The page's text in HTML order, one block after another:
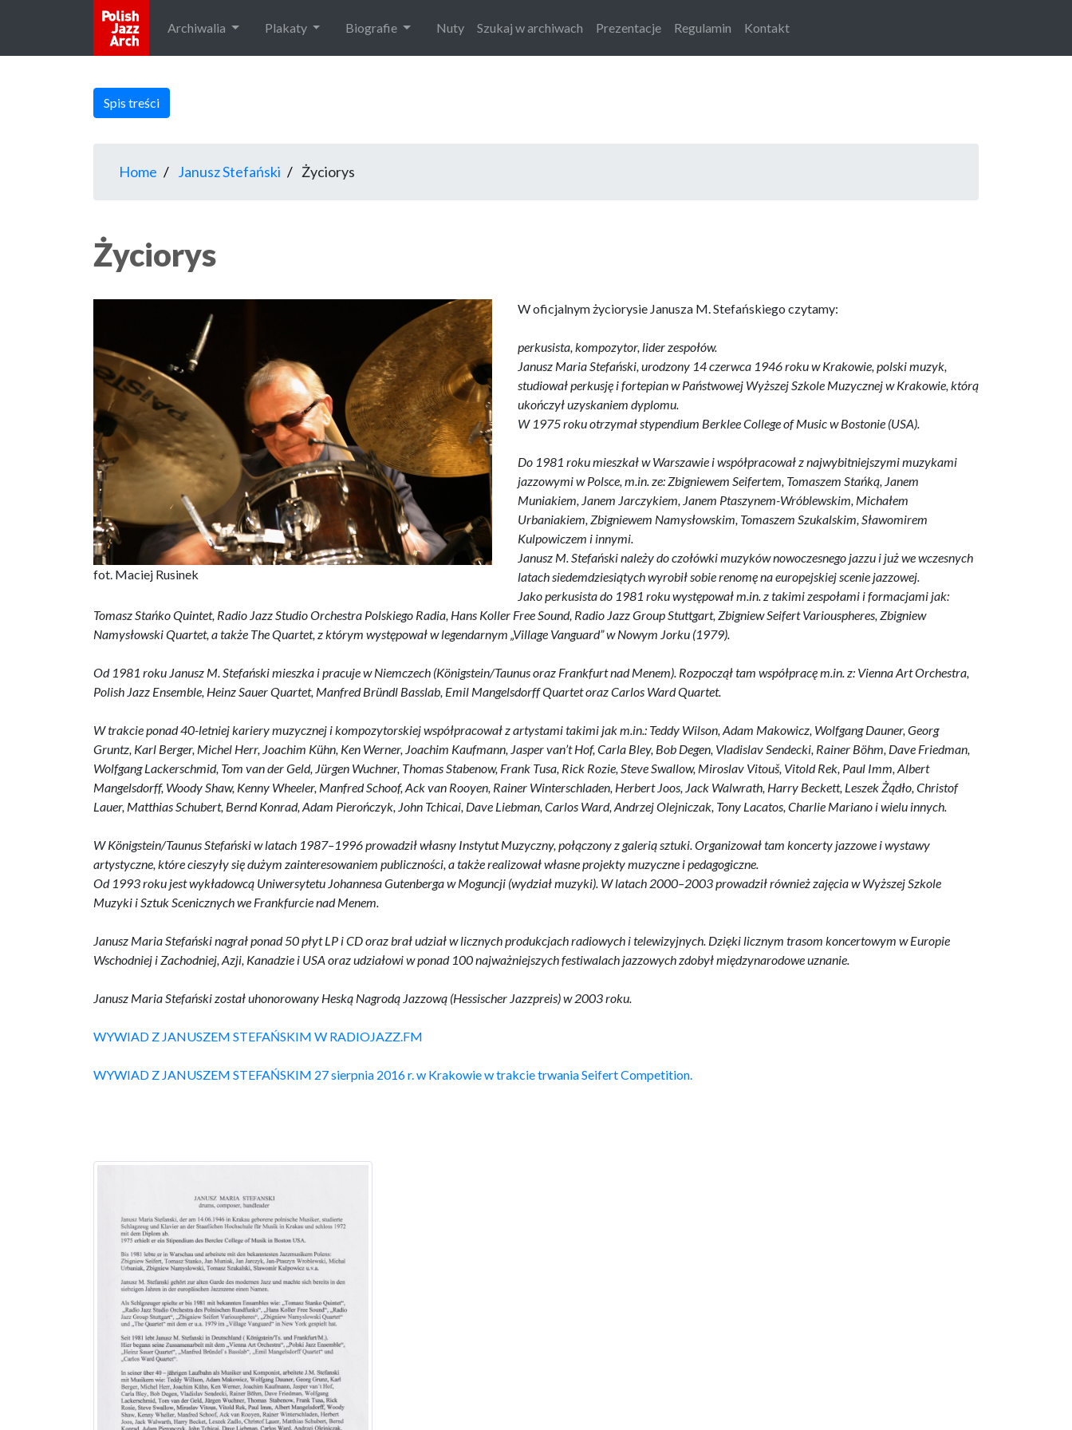
Archiwalia Plakaty Biografie Nuty Szukaj w archiwach Prezentacje Regulamin Kontakt
Spis treści
Home Janusz Stefański Życiorys
Życiorys
fot. Maciej Rusinek
W oficjalnym życiorysie Janusza M. Stefańskiego czytamy:
perkusista, kompozytor, lider zespołów.
Janusz Maria Stefański, urodzony 14 czerwca 1946 roku w Krakowie, polski muzyk,
studiował perkusję i fortepian w Państwowej Wyższej Szkole Muzycznej w Krakowie, którą
ukończył uzyskaniem dyplomu.
W 1975 roku otrzymał stypendium Berklee College of Music w Bostonie (USA).
Do 1981 roku mieszkał w Warszawie i współpracował z najwybitniejszymi muzykami
jazzowymi w Polsce, m.in. ze: Zbigniewem Seifertem, Tomaszem Stańką, Janem
Muniakiem, Janem Jarczykiem, Janem Ptaszynem-Wróblewskim, Michałem
Urbaniakiem, Zbigniewem Namysłowskim, Tomaszem Szukalskim, Sławomirem
Kulpowiczem i innymi.
Janusz M. Stefański należy do czołówki muzyków nowoczesnego jazzu i już we wczesnych
latach siedemdziesiątych wyrobił sobie renomę na europejskiej scenie jazzowej.
Jako perkusista do 1981 roku występował m.in. z takimi zespołami i formacjami jak:
Tomasz Stańko Quintet, Radio Jazz Studio Orchestra Polskiego Radia, Hans Koller Free Sound, Radio Jazz Group Stuttgart, Zbigniew Seifert Variouspheres, Zbigniew
Namysłowski Quartet, a także The Quartet, z którym występował w legendarnym „Village Vanguard” w Nowym Jorku (1979).
Od 1981 roku Janusz M. Stefański mieszka i pracuje w Niemczech (Königstein/Taunus oraz Frankfurt nad Menem). Rozpoczął tam współpracę m.in. z: Vienna Art Orchestra,
Polish Jazz Ensemble, Heinz Sauer Quartet, Manfred Bründl Basslab, Emil Mangelsdorff Quartet oraz Carlos Ward Quartet.
W trakcie ponad 40-letniej kariery muzycznej i kompozytorskiej współpracował z artystami takimi jak m.in.: Teddy Wilson, Adam Makowicz, Wolfgang Dauner, Georg
Gruntz, Karl Berger, Michel Herr, Joachim Kühn, Ken Werner, Joachim Kaufmann, Jasper van’t Hof, Carla Bley, Bob Degen, Vladislav Sendecki, Rainer Böhm, Dave Friedman,
Wolfgang Lackerschmid, Tom van der Geld, Jürgen Wuchner, Thomas Stabenow, Frank Tusa, Rick Rozie, Steve Swallow, Miroslav Vitouš, Vitold Rek, Paul Imm, Albert
Mangelsdorff, Woody Shaw, Kenny Wheeler, Manfred Schoof, Ack van Rooyen, Rainer Winterschladen, Herbert Joos, Jack Walwrath, Harry Beckett, Leszek Żądło, Christof
Lauer, Matthias Schubert, Bernd Konrad, Adam Pierończyk, John Tchicai, Dave Liebman, Carlos Ward, Andrzej Olejniczak, Tony Lacatos, Charlie Mariano i wielu innych.
W Königstein/Taunus Stefański w latach 1987–1996 prowadził własny Instytut Muzyczny, połączony z galerią sztuki. Organizował tam koncerty jazzowe i wystawy
artystyczne, które cieszyły się dużym zainteresowaniem publiczności, a także realizował własne projekty muzyczne i pedagogiczne.
Od 1993 roku jest wykładowcą Uniwersytetu Johannesa Gutenberga w Moguncji (wydział muzyki). W latach 2000–2003 prowadził również zajęcia w Wyższej Szkole
Muzyki i Sztuk Scenicznych we Frankfurcie nad Menem.
Janusz Maria Stefański nagrał ponad 50 płyt LP i CD oraz brał udział w licznych produkcjach radiowych i telewizyjnych. Dzięki licznym trasom koncertowym w Europie
Wschodniej i Zachodniej, Azji, Kanadzie i USA oraz udziałowi w ponad 100 najważniejszych festiwalach jazzowych zdobył międzynarodowe uznanie.
Janusz Maria Stefański został uhonorowany Heską Nagrodą Jazzową (Hessischer Jazzpreis) w 2003 roku.
WYWIAD Z JANUSZEM STEFAŃSKIM W RADIOJAZZ.FM
WYWIAD Z JANUSZEM STEFAŃSKIM 27 sierpnia 2016 r. w Krakowie w trakcie trwania Seifert Competition.